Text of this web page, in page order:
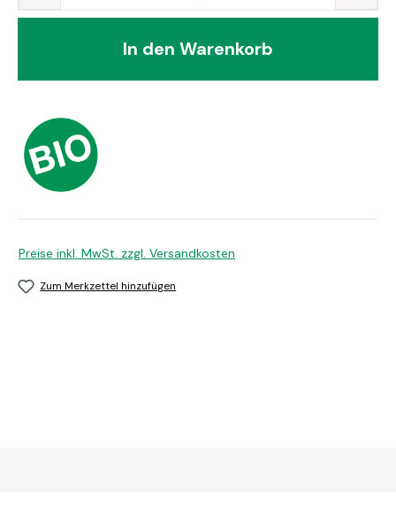
In den Warenkorb
Preise inkl. MwSt. zzgl. Versandkosten
Zum Merkzettel hinzufügen